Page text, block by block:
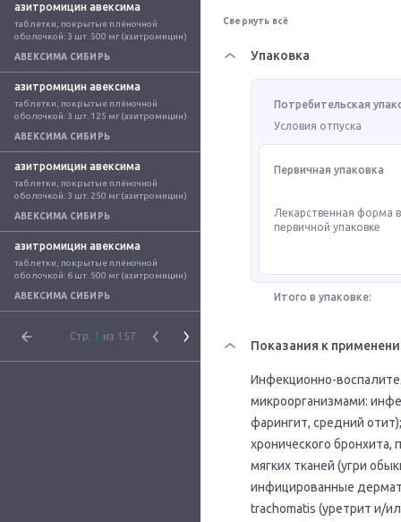
азитромицин авексима
таблетки, покрытые плёночной
оболочкой: 3 шт. 500 мг (азитромицин)
АВЕКСИМА СИБИРЬ
азитромицин авексима
таблетки, покрытые плёночной
оболочкой: 3 шт. 125 мг (азитромицин)
АВЕКСИМА СИБИРЬ
азитромицин авексима
таблетки, покрытые плёночной
оболочкой: 3 шт. 250 мг (азитромицин)
АВЕКСИМА СИБИРЬ
азитромицин авексима
таблетки, покрытые плёночной
оболочкой: 6 шт. 500 мг (азитромицин)
АВЕКСИМА СИБИРЬ
Стр. 1 из 157
Свернуть всё
Упаковка
Потребительская
Условия отпуска
Первичная упаковка
Лекарственная форма
первичной упаковке
Итого в упаковке:
Показания к
Инфекционно-
микроорганизмами:
фарингит, средний
хронического
мягких тканей (угри
инфицированные
trachomatis (уретрит и/